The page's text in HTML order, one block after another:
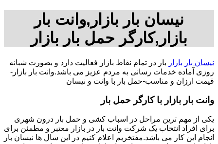
نیسان بار بازار,وانت بار
بازار,کارگر حمل بار بازار
نیسان بار بازار بار در تمام نقاط بازار فعالیت دارد و بصورت شبانه
روزی آماده خدمات رسانی به مردم عزیز می باشد.وانت بار بازار-
قیمت ارزان و مناسب-حمل بار با وانت و نیسان
وانت بار بازار با کارگر حمل بار
یکی از مهم ترین مراحل در اسباب کشی و حمل بار درون شهری
برای افراد انتخاب یک شرکت وانت بار در بازار معتبر و مطمئن برای
انجام این کار می باشد.مفتخریم اعلام کنیم در این سال ها نیسان بار